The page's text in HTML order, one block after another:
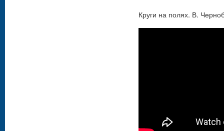
Круги на полях. В.